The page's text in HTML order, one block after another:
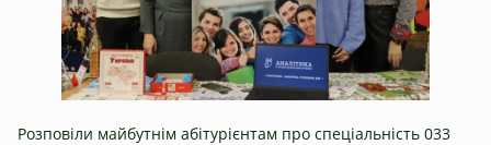
Розповіли майбутнім абітурієнтам про спеціальність 033